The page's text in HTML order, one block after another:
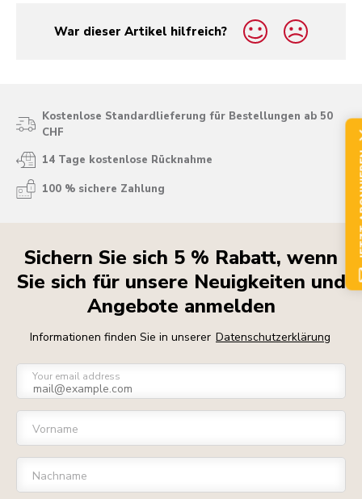
War dieser Artikel hilfreich?
yes
no
Kostenlose Standardlieferung für Bestellungen ab 50
CHF
14 Tage kostenlose Rücknahme
100 % sichere Zahlung
Sichern Sie sich 5 % Rabatt, wenn
Sie sich für unsere Neuigkeiten und
Angebote anmelden
Informationen finden Sie in unserer Datenschutzerklärung
Your email address
Vorname
Nachname